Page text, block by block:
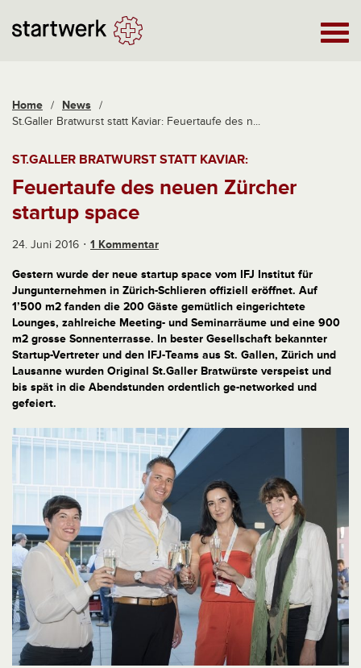
Home / News /
St.Galler Bratwurst statt Kaviar: Feuertaufe des n...
ST.GALLER BRATWURST STATT KAVIAR:
Feuertaufe des neuen Zürcher
startup space
24. Juni 2016 1 Kommentar
Gestern wurde der neue startup space vom IFJ Institut für
Jungunternehmen in Zürich-Schlieren offiziell eröffnet. Auf
1’500 m2 fanden die 200 Gäste gemütlich eingerichtete
Lounges, zahlreiche Meeting- und Seminarräume und eine 900
m2 grosse Sonnenterrasse. In bester Gesellschaft bekannter
Startup-Vertreter und den IFJ-Teams aus St. Gallen, Zürich und
Lausanne wurden Original St.Galler Bratwürste verspeist und
bis spät in die Abendstunden ordentlich ge-networked und
gefeiert.